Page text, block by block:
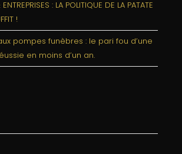
: LA POLITIQUE DE LA PATATE
!
pompes funèbres : le pari fou d’une
en moins d’un an.